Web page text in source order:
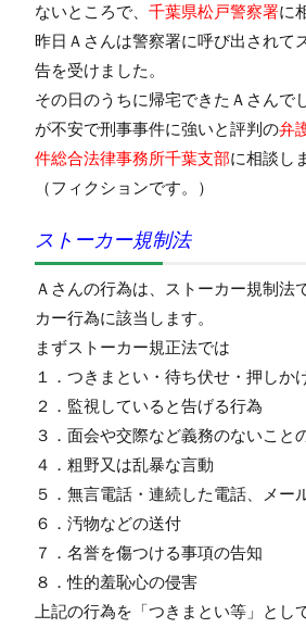
ないところで、 千葉県松戸警察署に
昨日Ａさんは警察署に呼び出されて
告を受けました。
その日のうちに帰宅できたＡさんで
が不安で刑事事件に強いと評判の弁
件総合法律事務所千葉支部に相談し
（フィクションです。）
ストーカー規制法
Ａさんの行為は、ストーカー規制法
カー行為に該当します。
まずストーカー規正法では
１．つきまとい・待ち伏せ・押しか
２．監視していると告げる行為
３．面会や交際など義務のないこと
４．粗野又は乱暴な言動
５．無言電話・連続した電話、メー
６．汚物などの送付
７．名誉を傷つける事項の告知
８．性的羞恥心の侵害
上記の行為を「つきまとい等」とし